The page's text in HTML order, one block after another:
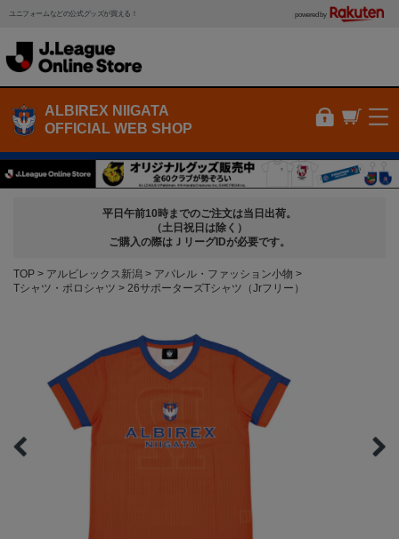
ユニフォームなどの公式グッズが買える！ powered by
ALBIREX NIIGATA
OFFICIAL WEB SHOP
平日午前10時までのご注文は当日出荷。
（土日祝日は除く）
ご購入の際はＪリーグIDが必要です。
TOP アルビレックス新潟
アパレル・ファッション小物
Tシャツ・ポロシャツ
26サポーターズTシャツ（Jrフリー）